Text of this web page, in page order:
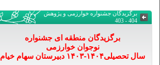
برگزیدگان جشنواره خوارزمی و پژوهش
404 - 403
برگزیدگان منطقه ای جشنواره
نوجوانخوارزمی
سال تحصیلی۱۴۰۴-۱۴۰۳ دبیرستان سهام خیام